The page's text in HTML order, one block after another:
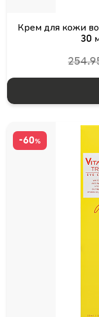
Крем для кожи
30
-60%